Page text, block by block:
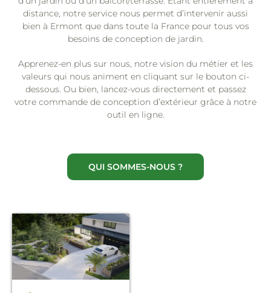
distance, notre service nous permet d’intervenir aussi
bien à Ermont que dans toute la France pour tous vos
besoins de conception de jardin.
Apprenez-en plus sur nous, notre vision du métier et les
valeurs qui nous animent en cliquant sur le bouton ci-
dessous. Ou bien, lancez-vous directement et passez
votre commande de conception d’extérieur grâce à notre
outil en ligne.
QUI SOMMES-NOUS ?